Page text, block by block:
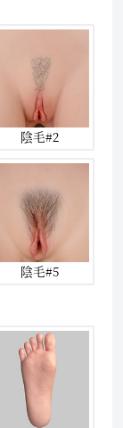
陰毛#2
陰毛#5